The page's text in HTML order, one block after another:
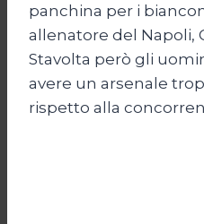
panchina per i
allenatore del Napoli,
Stavolta però gli
avere un arsenale
rispetto alla